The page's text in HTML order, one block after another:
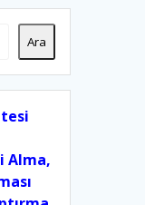
Ara
Alma,